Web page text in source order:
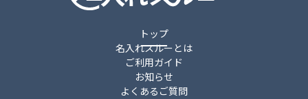
トップ
名入れスルーとは
ご利用ガイド
お知らせ
よくあるご質問